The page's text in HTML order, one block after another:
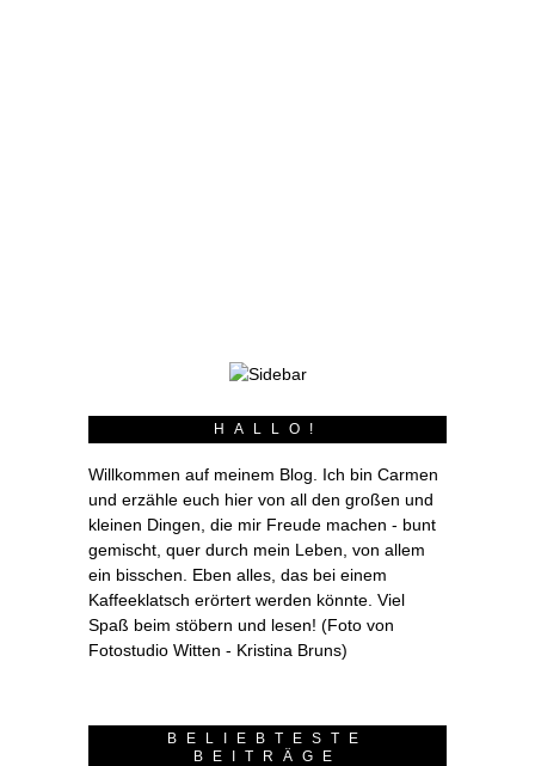
HALLO!
Willkommen auf meinem Blog. Ich bin Carmen
und erzähle euch hier von all den großen und
kleinen Dingen, die mir Freude machen - bunt
gemischt, quer durch mein Leben, von allem
ein bisschen. Eben alles, das bei einem
Kaffeeklatsch erörtert werden könnte. Viel
Spaß beim stöbern und lesen! (Foto von
Fotostudio Witten - Kristina Bruns)
BELIEBTESTE
BEITRÄGE